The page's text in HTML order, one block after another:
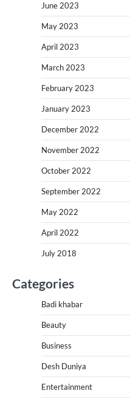
June 2023
May 2023
April 2023
March 2023
February 2023
January 2023
December 2022
November 2022
October 2022
September 2022
May 2022
April 2022
July 2018
Categories
Badi khabar
Beauty
Business
Desh Duniya
Entertainment